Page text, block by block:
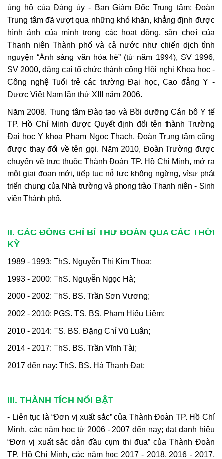
ủng hộ của Đảng ủy - Ban Giám Đốc Trung tâm; Đoàn
Trung tâm đã vượt qua những khó khăn, khẳng định được
hình ảnh của mình trong các hoạt động, sân chơi của
Thanh niên Thành phố và cả nước như chiến dịch tình
nguyện “Ánh sáng văn hóa hè” (từ năm 1994), SV 1996,
SV 2000, đăng cai tổ chức thành công Hội nghị Khoa học -
Công nghệ Tuổi trẻ các trường Đại học, Cao đẳng Y -
Dược Việt Nam lần thứ XIII năm 2006.
Năm 2008, Trung tâm Đào tạo và Bồi dưỡng Cán bộ Y tế
TP. Hồ Chí Minh được Quyết định đổi tên thành Trường
Đại học Y khoa Phạm Ngọc Thạch, Đoàn Trung tâm cũng
được thay đổi về tên gọi. Năm 2010, Đoàn Trường được
chuyển về trực thuộc Thành Đoàn TP. Hồ Chí Minh, mở ra
một giai đoạn mới, tiếp tục nỗ lực không ngừng, vìsự phát
triển chung của Nhà trường và phong trào Thanh niên - Sinh
viên Thành phố.
II. CÁC ĐỒNG CHÍ BÍ THƯ ĐOÀN QUA CÁC THỜI
KỲ
1989 - 1993: ThS. Nguyễn Thị Kim Thoa;
1993 - 2000: ThS. Nguyễn Ngọc Hà;
2000 - 2002: ThS. BS. Trần Sơn Vương;
2002 - 2010: PGS. TS. BS. Phạm Hiếu Liêm;
2010 - 2014: TS. BS. Đặng Chí Vũ Luân;
2014 - 2017: ThS. BS. Trần Vĩnh Tài;
2017 đến nay: ThS. BS. Hà Thanh Đạt;
III. THÀNH TÍCH NỔI BẬT
- Liên tục là “Đơn vị xuất sắc” của Thành Đoàn TP. Hồ Chí
Minh, các năm học từ 2006 - 2007 đến nay; đạt danh hiệu
“Đơn vị xuất sắc dẫn đầu cụm thi đua” của Thành Đoàn
TP. Hồ Chí Minh, các năm học 2017 - 2018, 2016 - 2017,